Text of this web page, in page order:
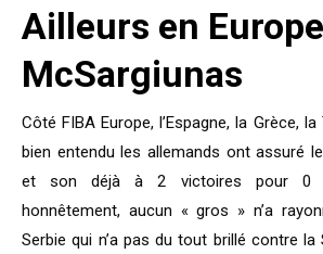
Ailleurs en
McSargiunas
Côté FIBA Europe, l’Espagne, la Grèce,
bien entendu les allemands ont assuré
et son déjà à 2 victoires pour 0
honnêtement, aucun « gros » n’a
Serbie qui n’a pas du tout brillé contre